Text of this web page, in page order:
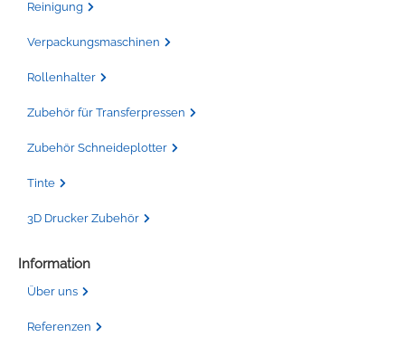
Reinigung
Verpackungsmaschinen
Rollenhalter
Zubehör für Transferpressen
Zubehör Schneideplotter
Tinte
3D Drucker Zubehör
Information
Über uns
Referenzen